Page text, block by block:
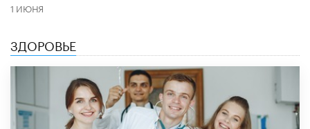
1 ИЮНЯ
ЗДОРОВЬЕ